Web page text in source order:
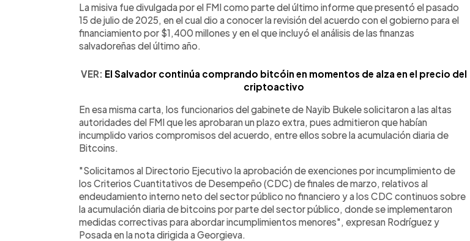
La misiva fue divulgada por el FMI como parte del último informe que presentó el pasado
15 de julio de 2025, en el cual dio a conocer la revisión del acuerdo con el gobierno para el
financiamiento por $1,400 millones y en el que incluyó el análisis de las finanzas
salvadoreñas del último año.
VER: El Salvador continúa comprando bitcóin en momentos de alza en el precio del
criptoactivo
En esa misma carta, los funcionarios del gabinete de Nayib Bukele solicitaron a las altas
autoridades del FMI que les aprobaran un plazo extra, pues admitieron que habían
incumplido varios compromisos del acuerdo, entre ellos sobre la acumulación diaria de
Bitcoins.
"Solicitamos al Directorio Ejecutivo la aprobación de exenciones por incumplimiento de
los Criterios Cuantitativos de Desempeño (CDC) de finales de marzo, relativos al
endeudamiento interno neto del sector público no financiero y a los CDC continuos sobre
la acumulación diaria de bitcoins por parte del sector público, donde se implementaron
medidas correctivas para abordar incumplimientos menores", expresan Rodríguez y
Posada en la nota dirigida a Georgieva.